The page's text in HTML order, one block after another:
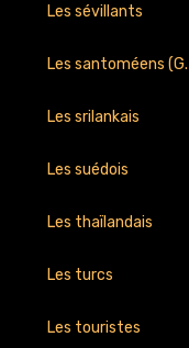
Les sévillants
Les santoméens
Les srilankais
Les suédois
Les thaïlandais
Les turcs
Les touristes